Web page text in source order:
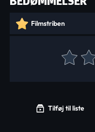
Filmstriben
Tilføj til liste